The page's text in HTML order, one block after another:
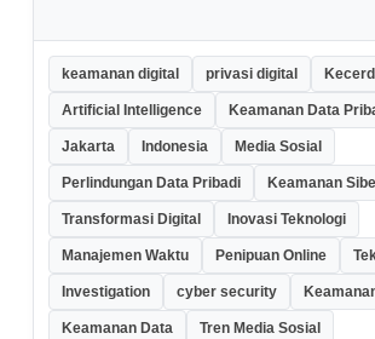
keamanan digital privasi digital
Artificial Intelligence Keamanan Data
Jakarta Indonesia Media Sosial
Perlindungan Data Pribadi Keamanan
Transformasi Digital Inovasi Teknologi
Manajemen Waktu Penipuan Online
Investigation cyber security
Keamanan Data Tren Media Sosial